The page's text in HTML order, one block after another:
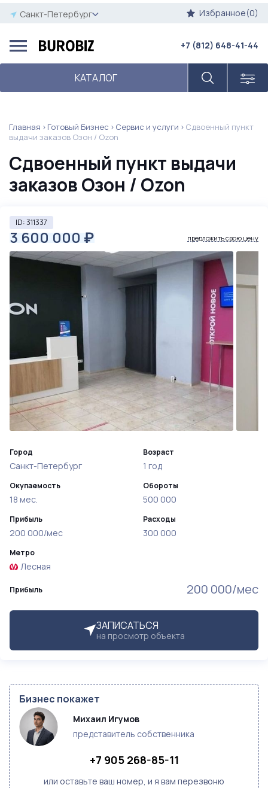
Санкт-Петербург Избранное(0)
КАТАЛОГ
+7 (812) 648-41-44
Главная Готовый Бизнес Сервис и услуги
Сдвоенный пункт
выдачи заказов Озон / Ozon
Сдвоенный пункт выдачи
заказов Озон / Ozon
ID: 311337
3 600 000 ₽ предложить свою цену
Прибыль 200 000/мес
ЗАПИСАТЬСЯ
на просмотр объекта
Город
Санкт-Петербург
Окупаемость
18 мес.
Прибыль
200 000/мес
Возраст
1 год
Обороты
500 000
Расходы
300 000
Метро
Лесная
Бизнес покажет
Михаил Игумов
представитель собственника
+7 905 268-85-11
или оставьте ваш номер, и я вам перезвоню